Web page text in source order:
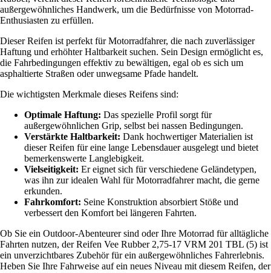
außergewöhnliches Handwerk, um die Bedürfnisse von Motorrad-
Enthusiasten zu erfüllen.
Dieser Reifen ist perfekt für Motorradfahrer, die nach zuverlässiger
Haftung und erhöhter Haltbarkeit suchen. Sein Design ermöglicht es,
die Fahrbedingungen effektiv zu bewältigen, egal ob es sich um
asphaltierte Straßen oder unwegsame Pfade handelt.
Die wichtigsten Merkmale dieses Reifens sind:
Optimale Haftung: Das spezielle Profil sorgt für
außergewöhnlichen Grip, selbst bei nassen Bedingungen.
Verstärkte Haltbarkeit: Dank hochwertiger Materialien ist
dieser Reifen für eine lange Lebensdauer ausgelegt und bietet
bemerkenswerte Langlebigkeit.
Vielseitigkeit: Er eignet sich für verschiedene Geländetypen,
was ihn zur idealen Wahl für Motorradfahrer macht, die gerne
erkunden.
Fahrkomfort: Seine Konstruktion absorbiert Stöße und
verbessert den Komfort bei längeren Fahrten.
Ob Sie ein Outdoor-Abenteurer sind oder Ihre Motorrad für alltägliche
Fahrten nutzen, der Reifen Vee Rubber 2,75-17 VRM 201 TBL (5) ist
ein unverzichtbares Zubehör für ein außergewöhnliches Fahrerlebnis.
Heben Sie Ihre Fahrweise auf ein neues Niveau mit diesem Reifen, der